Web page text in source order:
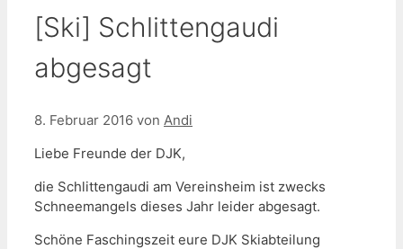
[Ski] Schlittengaudi
abgesagt
8. Februar 2016 von Andi
Liebe Freunde der DJK,
die Schlittengaudi am Vereinsheim ist zwecks
Schneemangels dieses Jahr leider abgesagt.
Schöne Faschingszeit eure DJK Skiabteilung